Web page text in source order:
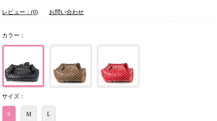
レビュー：(0) お問い合わせ
カラー：
サイズ：
S M L